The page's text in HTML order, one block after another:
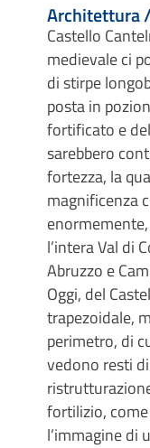
Architettura
Castello
medievale ci
di stirpe
posta in
fortificato e
sarebbero
fortezza, la
magnificenza
l’intera Val di
Abruzzo e
Oggi, del
trapezoidale,
perimetro, di
vedono resti
fortilizio,
l’immagine di